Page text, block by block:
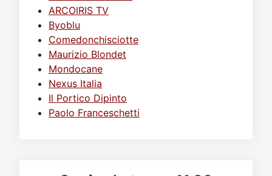
ARCOIRIS TV
Byoblu
Comedonchisciotte
Maurizio Blondet
Mondocane
Nexus Italia
Il Portico Dipinto
Paolo Franceschetti